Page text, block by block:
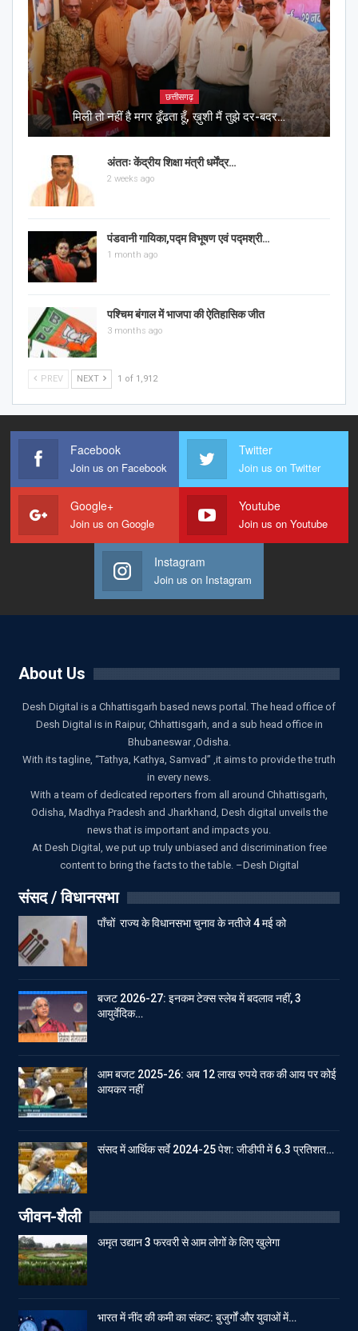
छत्तीसगढ़
मिली तो नहीं है मगर ढूँढता हूँ, ख़ुशी मैं तुझे दर-बदर…
अंततः केंद्रीय शिक्षा मंत्री धर्मेंद्र…
2 weeks ago
पंडवानी गायिका,पद्म विभूषण एवं पद्मश्री…
1 month ago
पश्चिम बंगाल में भाजपा की ऐतिहासिक जीत
3 months ago
PREV NEXT 1 of 1,912
Facebook
Join us on Facebook
Twitter
Join us on Twitter
Google+
Join us on Google
Youtube
Join us on Youtube
Instagram
Join us on Instagram
About Us
Desh Digital is a Chhattisgarh based news portal. The head office of
Desh Digital is in Raipur, Chhattisgarh, and a sub head office in
Bhubaneswar ,Odisha.
With its tagline, “Tathya, Kathya, Samvad” ,it aims to provide the truth
in every news.
With a team of dedicated reporters from all around Chhattisgarh,
Odisha, Madhya Pradesh and Jharkhand, Desh digital unveils the
news that is important and impacts you.
At Desh Digital, we put up truly unbiased and discrimination free
content to bring the facts to the table. –Desh Digital
संसद / विधानसभा
पाँचों राज्य के विधानसभा चुनाव के नतीजे 4 मई को
बजट 2026-27: इनकम टेक्स स्लेब में बदलाव नहीं, 3
आयुर्वेदिक…
आम बजट 2025-26: अब 12 लाख रुपये तक की आय पर कोई
आयकर नहीं
संसद में आर्थिक सर्वे 2024-25 पेश: जीडीपी में 6.3 प्रतिशत…
जीवन-शैली
अमृत उद्यान 3 फरवरी से आम लोगों के लिए खुलेगा
भारत में नींद की कमी का संकट: बुजुर्गों और युवाओं में…